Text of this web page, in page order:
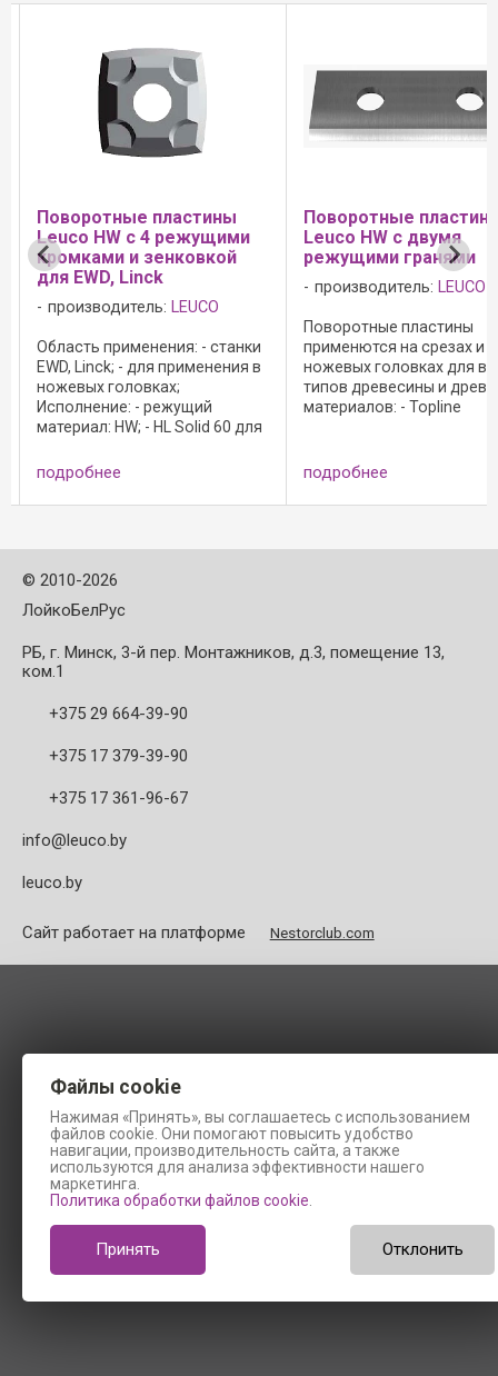
Поворотные пластины
Leuco HW с 4 режущими
кромками и зенковкой
для EWD, Linck
производитель: LEUCO
Область применения: - станки
EWD, Linck; - для применения в
ножевых головках;
Исполнение: - режущий
материал: HW; - HL Solid 60 для
подробнее
Поворотные
Leuco HW с двумя
режущими гранями
производитель: LEUCO
Поворотные пластины
применются на срезах и
ножевых головках для
типов древесины и
материалов: - Topline
микрошлифованная его
задняя поверхность); -
режущий материал -
подробнее
© 2010-2026
ЛойкоБелРус
РБ, г. Минск, 3-й пер. Монтажников, д.3, помещение 13,
ком.1
+375 29 664-39-90
+375 17 379-39-90
+375 17 361-96-67
info@leuco.by
leuco.by
Сайт работает на платформе Nestorclub.com
Файлы cookie
Нажимая «Принять», вы соглашаетесь с использованием
файлов cookie. Они помогают повысить удобство
навигации, производительность сайта, а также
используются для анализа эффективности нашего
маркетинга.
Политика обработки файлов cookie
Принять Отклонить